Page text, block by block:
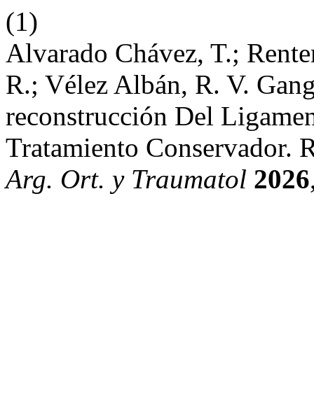
(1)
Alvarado Chávez, T.;
R.; Vélez Albán, R. V.
reconstrucción Del
Tratamiento Conservador.
Arg. Ort. y Traumatol 2026